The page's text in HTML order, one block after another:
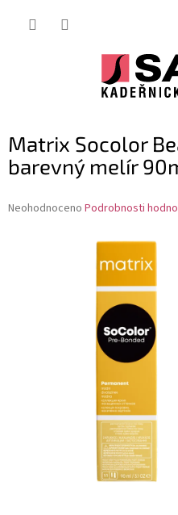
Matrix Socolor
barevný melír
Průměrné
Neohodnoceno Podrobnosti